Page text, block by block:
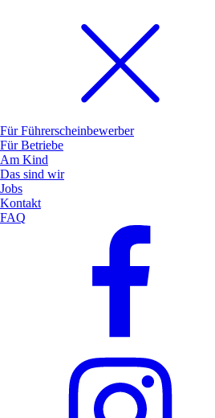
Für Führerscheinbewerber
Für Betriebe
Am Kind
Das sind wir
Jobs
Kontakt
FAQ